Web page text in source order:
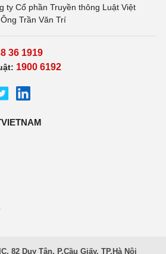
ty Cổ phần Truyền thông Luật Việt
Trần Văn Trí
36 1919
1900 6192
82 Duy Tân, P.Cầu Giấy, TP.Hà Nội